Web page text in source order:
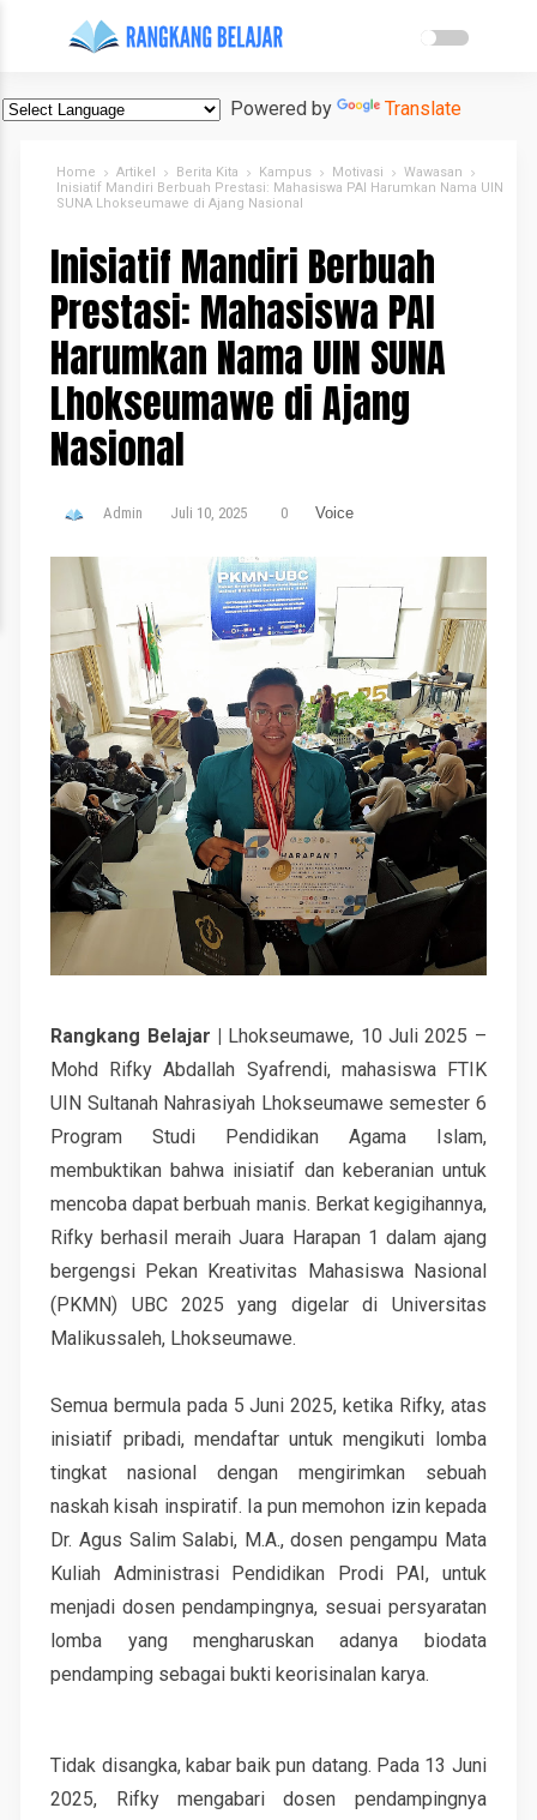
Powered by Translate
Home Artikel Berita Kita Kampus Motivasi
Wawasan
Inisiatif Mandiri Berbuah Prestasi: Mahasiswa PAI Harumkan Nama UIN
SUNA Lhokseumawe di Ajang Nasional
Inisiatif Mandiri Berbuah
Prestasi: Mahasiswa PAI
Harumkan Nama UIN SUNA
Lhokseumawe di Ajang
Nasional
Admin Juli 10, 2025 0 Voice
Rangkang Belajar | Lhokseumawe, 10 Juli 2025 –
Mohd Rifky Abdallah Syafrendi, mahasiswa FTIK
UIN Sultanah Nahrasiyah Lhokseumawe semester 6
Program Studi Pendidikan Agama Islam,
membuktikan bahwa inisiatif dan keberanian untuk
mencoba dapat berbuah manis. Berkat kegigihannya,
Rifky berhasil meraih Juara Harapan 1 dalam ajang
bergengsi Pekan Kreativitas Mahasiswa Nasional
(PKMN) UBC 2025 yang digelar di Universitas
Malikussaleh, Lhokseumawe.
Semua bermula pada 5 Juni 2025, ketika Rifky, atas
inisiatif pribadi, mendaftar untuk mengikuti lomba
tingkat nasional dengan mengirimkan sebuah
naskah kisah inspiratif. Ia pun memohon izin kepada
Dr. Agus Salim Salabi, M.A., dosen pengampu Mata
Kuliah Administrasi Pendidikan Prodi PAI, untuk
menjadi dosen pendampingnya, sesuai persyaratan
lomba yang mengharuskan adanya biodata
pendamping sebagai bukti keorisinalan karya.
Tidak disangka, kabar baik pun datang. Pada 13 Juni
2025, Rifky mengabari dosen pendampingnya